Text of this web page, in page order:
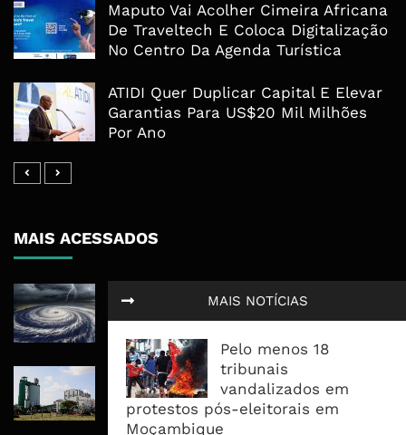
MAIS NOTÍCIAS
Pelo menos 18
tribunais
vandalizados em
protestos pós-eleitorais em
Moçambique
Maputo Vai Acolher Cimeira Africana
De Traveltech E Coloca Digitalização
No Centro Da Agenda Turística
ATIDI Quer Duplicar Capital E Elevar
Garantias Para US$20 Mil Milhões
Por Ano
MAIS ACESSADOS
Tempestade Tropical GEZANI Poderá
Governo admite nova operadora
para a Mozal após suspensão das
operações